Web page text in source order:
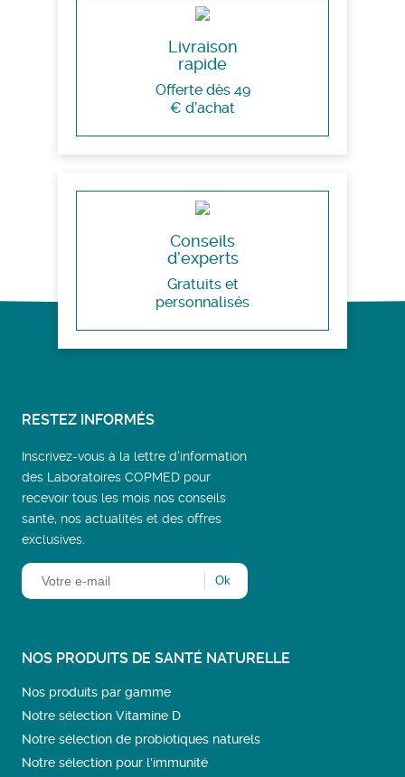
Livraison
rapide
Offerte dès 49
€ d’achat
Conseils
d’experts
Gratuits et
personnalisés
RESTEZ INFORMÉS
Inscrivez-vous à la lettre d’information
des Laboratoires COPMED pour
recevoir tous les mois nos conseils
santé, nos actualités et des offres
exclusives.
NOS PRODUITS DE SANTÉ NATURELLE
Nos produits par gamme
Notre sélection Vitamine D
Notre sélection de probiotiques naturels
Notre sélection pour l'immunité